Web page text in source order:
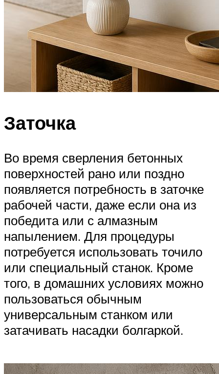
Заточка
Во время сверления бетонных
поверхностей рано или поздно
появляется потребность в заточке
рабочей части, даже если она из
победита или с алмазным
напылением. Для процедуры
потребуется использовать точило
или специальный станок. Кроме
того, в домашних условиях можно
пользоваться обычным
универсальным станком или
затачивать насадки болгаркой.